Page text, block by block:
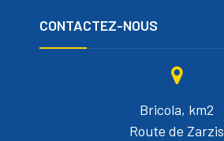
CONTACTEZ-NOUS
Bricola, km2
Route de Zarzis